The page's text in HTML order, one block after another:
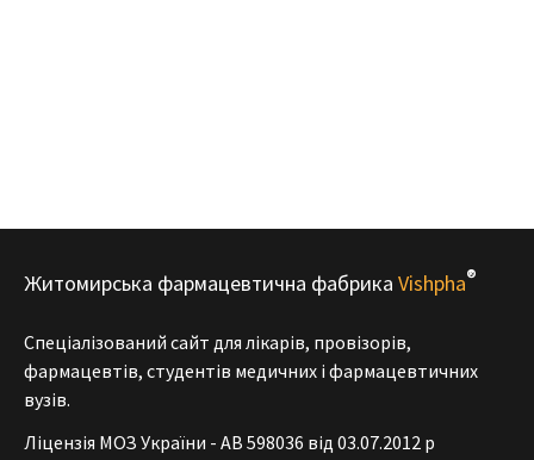
Житомирська фармацевтична фабрика Vishpha®
Спеціалізований сайт для лікарів, провізорів,
фармацевтів, студентів медичних і фармацевтичних
вузів.
Ліцензія МОЗ України - АВ 598036 від 03.07.2012 р